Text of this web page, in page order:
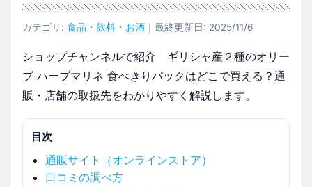
カテゴリ: 食品・飲料・お酒 ｜最終更新日: 2025/11/6
ショップチャンネルで紹介 ギリシャ産２種のオリー
ブ ハーブマリネ 食べきりパックはどこで買える？通
販・店舗の取扱先をわかりやすく解説します。
目次
通販サイト（オンラインストア）
口コミの調べ方